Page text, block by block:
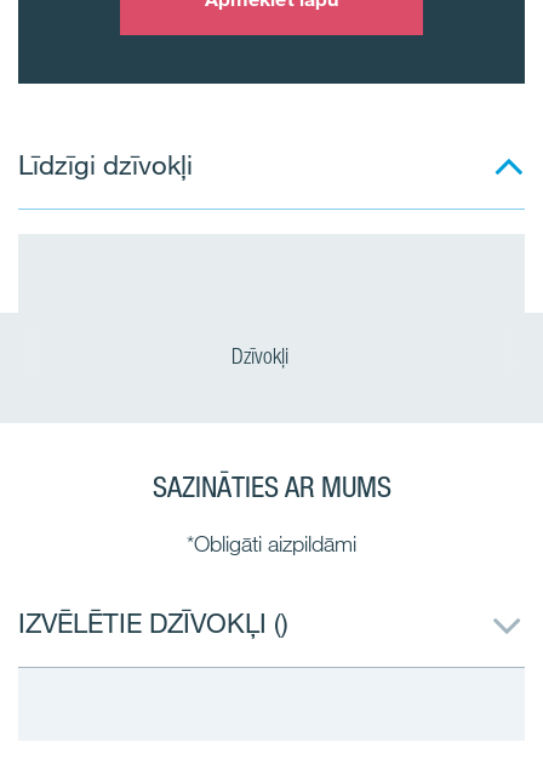
Līdzīgi dzīvokļi
Dzīvokļi
SAZINĀTIES AR MUMS
*Obligāti aizpildāmi
IZVĒLĒTIE DZĪVOKĻI ()